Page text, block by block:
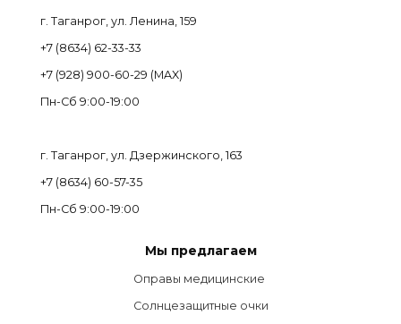
г. Таганрог, ул. Ленина, 159
+7 (8634) 62-33-33
+7 (928) 900-60-29 (MAX)
Пн-Cб 9:00-19:00
г. Таганрог, ул. Дзержинского, 163
+7 (8634) 60-57-35
Пн-Сб 9:00-19:00
Мы предлагаем
Оправы медицинские
Солнцезащитные очки